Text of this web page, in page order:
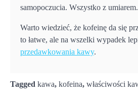
samopoczucia. Wszystko z umiarem.
Warto wiedzieć, że kofeinę da się
to łatwe, ale na wszelki wypadek
przedawkowania kawy.
Tagged kawa, kofeina, właściwości